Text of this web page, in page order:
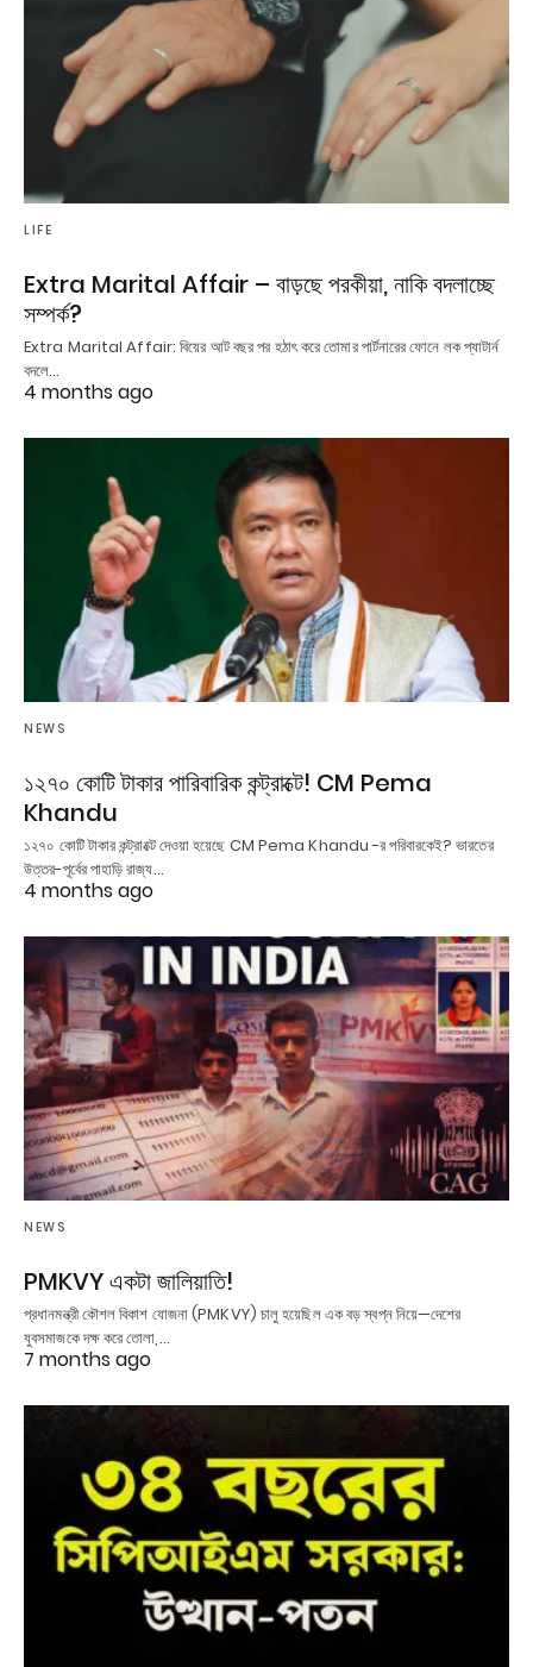
LIFE
Extra Marital Affair – বাড়ছে পরকীয়া, নাকি বদলাচ্ছে
সম্পর্ক?
Extra Marital Affair: বিয়ের আট বছর পর হঠাৎ করে তোমার পার্টনারের ফোনে লক প্যাটার্ন
বদলে…
4 months ago
NEWS
১২৭০ কোটি টাকার পারিবারিক কন্ট্রাক্টে! CM Pema
Khandu
১২৭০ কোটি টাকার কন্ট্রাক্টে দেওয়া হয়েছে CM Pema Khandu -র পরিবারকেই? ভারতের
উত্তর-পূর্বের পাহাড়ি রাজ্য…
4 months ago
NEWS
PMKVY একটা জালিয়াতি!
প্রধানমন্ত্রী কৌশল বিকাশ যোজনা (PMKVY) চালু হয়েছিল এক বড় স্বপ্ন নিয়ে—দেশের
যুবসমাজকে দক্ষ করে তোলা,…
7 months ago